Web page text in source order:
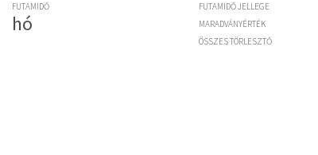
FUTAMIDŐ
hó
FUTAMIDŐ JELLEGE
MARADVÁNYÉRTÉK
ÖSSZES TÖRLESZTŐ